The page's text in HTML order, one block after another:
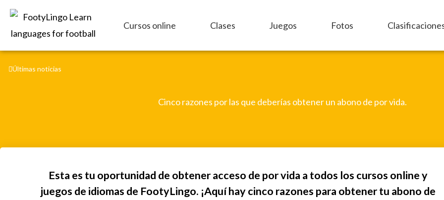
contenido
Cursos online Clases Juegos Fotos
Últimas noticias
Cinco razones por las que deberías obtener un abono de por vida.
Esta es tu oportunidad de obtener acceso de por vida a todos los cursos online y
juegos de idiomas de FootyLingo. ¡Aquí hay cinco razones para obtener tu abono de